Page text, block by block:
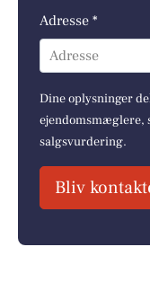
Adresse *
Adresse
Dine oplysninger
ejendomsmæglere,
salgsvurdering.
Bliv